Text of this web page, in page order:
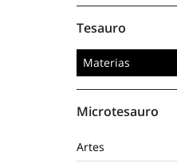
Tesauro
Materias
Microtesauro
Artes